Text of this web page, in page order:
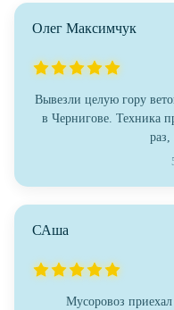
Олег Максимчук
Вывезли целую гору
в Чернигове. Техника
раз,
САша
Мусоровоз